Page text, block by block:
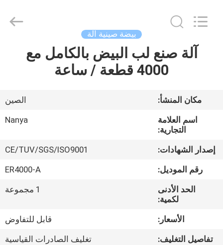
الصفحة
منتجات
أشرطة
فيديو
عرض
الافتراضي
Equipment
بيضة صينية آلة
آلة صنع لب البيض بالكامل مع
4000 قطعة / ساعة
مكان المنشأ:
الصين
اسم العلامة
التجارية:
Nanya
إصدار الشهادات:
CE/TUV/SGS/ISO9001
رقم الموديل:
ER4000-A
الحد الأدنى
لكمية:
1 مجموعة
الأسعار:
قابل للتفاوض
تفاصيل التغليف:
تغليف الصادرات القياسية